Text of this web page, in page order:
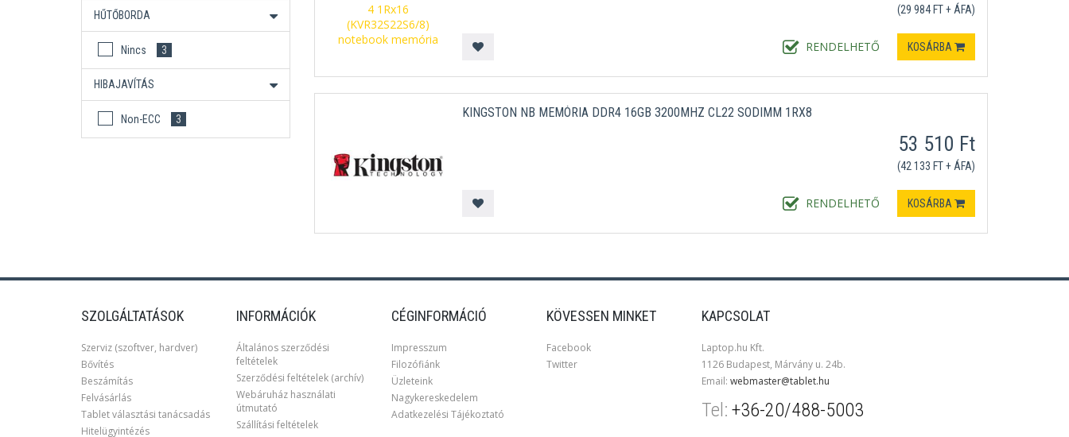
HŰTŐBORDA
Nincs 3
HIBAJAVÍTÁS
Non-ECC 3
RENDELHETŐ
(29 984 FT + ÁFA)
KOSÁRBA
KINGSTON NB MEMÓRIA DDR4 16GB 3200MHZ CL22 SODIMM 1RX8
RENDELHETŐ
53 510 Ft
(42 133 FT + ÁFA)
KOSÁRBA
SZOLGÁLTATÁSOK
Szerviz (szoftver, hardver)
Bővítés
Beszámítás
Felvásárlás
Tablet választási tanácsadás
Hitelügyintézés
INFORMÁCIÓK
Általános szerződési
feltételek
Szerződési feltételek (archív)
Webáruház használati
útmutató
Szállítási feltételek
CÉGINFORMÁCIÓ
Impresszum
Filozófiánk
Üzleteink
Nagykereskedelem
Adatkezelési Tájékoztató
KÖVESSEN MINKET
Facebook
Twitter
KAPCSOLAT
Laptop.hu Kft.
1126 Budapest, Márvány u. 24b.
Email: webmaster@tablet.hu
Tel: +36-20/488-5003